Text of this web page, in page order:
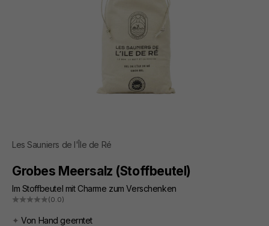
Les Sauniers de l'Île de Ré
Grobes Meersalz (Stoffbeutel)
Im Stoffbeutel mit Charme zum Verschenken
(0.0)
✦ Von Hand geerntet